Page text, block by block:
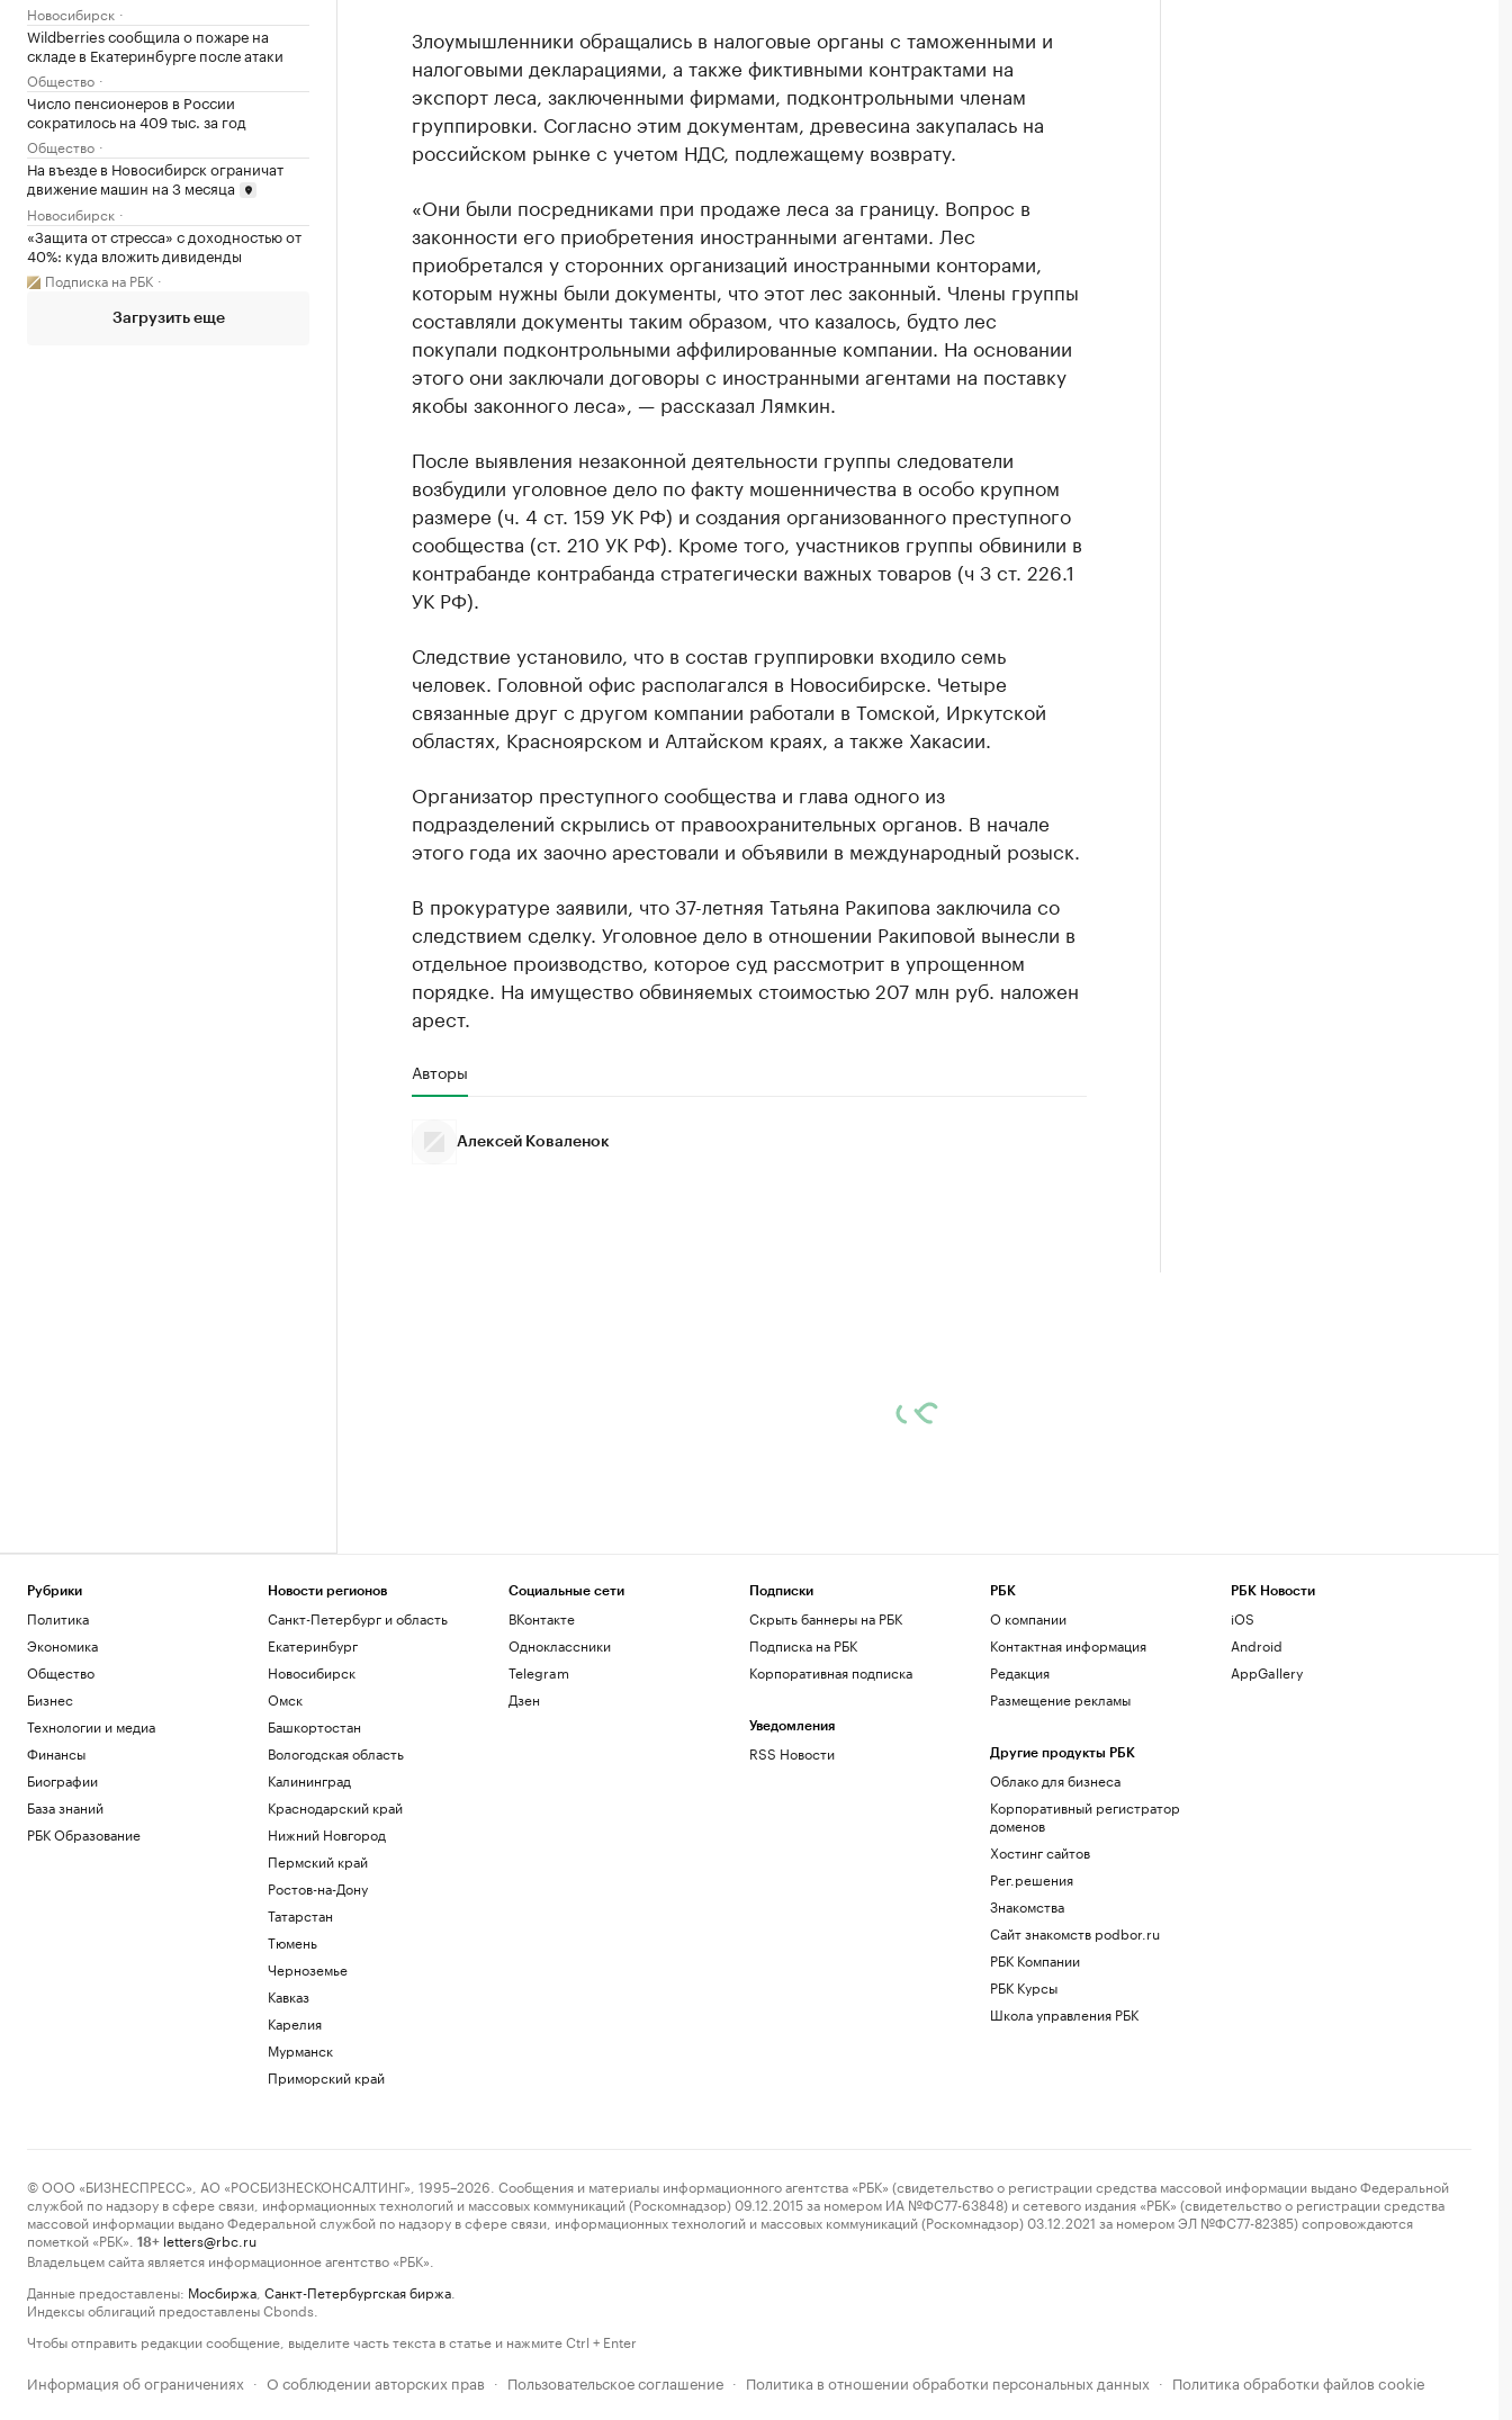
Новосибирск
Wildberries сообщила о пожаре на
складе в Екатеринбурге после атаки
Общество
Число пенсионеров в России
сократилось на 409 тыс. за год
Общество
На въезде в Новосибирск ограничат
движение машин на 3 месяца
Новосибирск
«Защита от стресса» с доходностью от
40%: куда вложить дивиденды
Подписка на РБК
Загрузить еще
Злоумышленники обращались в налоговые органы с таможенными и
налоговыми декларациями, а также фиктивными контрактами на
экспорт леса, заключенными фирмами, подконтрольными членам
группировки. Согласно этим документам, древесина закупалась на
российском рынке с учетом НДС, подлежащему возврату.
«Они были посредниками при продаже леса за границу. Вопрос в
законности его приобретения иностранными агентами. Лес
приобретался у сторонних организаций иностранными конторами,
которым нужны были документы, что этот лес законный. Члены группы
составляли документы таким образом, что казалось, будто лес
покупали подконтрольными аффилированные компании. На основании
этого они заключали договоры с иностранными агентами на поставку
якобы законного леса», — рассказал Лямкин.
После выявления незаконной деятельности группы следователи
возбудили уголовное дело по факту мошенничества в особо крупном
размере (ч. 4 ст. 159 УК РФ) и создания организованного преступного
сообщества (ст. 210 УК РФ). Кроме того, участников группы обвинили в
контрабанде контрабанда стратегически важных товаров (ч 3 ст. 226.1
УК РФ).
Следствие установило, что в состав группировки входило семь
человек. Головной офис располагался в Новосибирске. Четыре
связанные друг с другом компании работали в Томской, Иркутской
областях, Красноярском и Алтайском краях, а также Хакасии.
Организатор преступного сообщества и глава одного из
подразделений скрылись от правоохранительных органов. В начале
этого года их заочно арестовали и объявили в международный розыск.
В прокуратуре заявили, что 37-летняя Татьяна Ракипова заключила со
следствием сделку. Уголовное дело в отношении Ракиповой вынесли в
отдельное производство, которое суд рассмотрит в упрощенном
порядке. На имущество обвиняемых стоимостью 207 млн руб. наложен
арест.
Авторы
Алексей Коваленок
Рубрики
Политика
Экономика
Общество
Бизнес
Технологии и медиа
Финансы
Биографии
База знаний
РБК Образование
Новости регионов
Санкт-Петербург и область
Екатеринбург
Новосибирск
Омск
Башкортостан
Вологодская область
Калининград
Краснодарский край
Нижний Новгород
Пермский край
Ростов-на-Дону
Татарстан
Тюмень
Черноземье
Кавказ
Карелия
Мурманск
Приморский край
Социальные сети
ВКонтакте
Одноклассники
Telegram
Дзен
Подписки
Скрыть баннеры на РБК
Подписка на РБК
Корпоративная подписка
Уведомления
RSS Новости
РБК
О компании
Контактная информация
Редакция
Размещение рекламы
Другие продукты РБК
Облако для бизнеса
Корпоративный регистратор
доменов
Хостинг сайтов
Рег.решения
Знакомства
Сайт знакомств podbor.ru
РБК Компании
РБК Курсы
Школа управления РБК
РБК Новости
iOS
Android
AppGallery
© ООО «БИЗНЕСПРЕСС», АО «РОСБИЗНЕСКОНСАЛТИНГ», 1995–2026. Сообщения и материалы информационного агентства «РБК» (свидетельство о регистрации средства массовой информации выдано Федеральной
службой по надзору в сфере связи, информационных технологий и массовых коммуникаций (Роскомнадзор) 09.12.2015 за номером ИА №ФС77-63848) и сетевого издания «РБК» (свидетельство о регистрации средства
массовой информации выдано Федеральной службой по надзору в сфере связи, информационных технологий и массовых коммуникаций (Роскомнадзор) 03.12.2021 за номером ЭЛ №ФС77-82385) сопровождаются
пометкой «РБК».
18+ letters@rbc.ru
Владельцем сайта является информационное агентство «РБК».
Данные предоставлены: Мосбиржа Санкт-Петербургская биржа
Индексы облигаций предоставлены Cbonds.
Чтобы отправить редакции сообщение, выделите часть текста в статье и нажмите Ctrl + Enter
Информация об ограничениях · О соблюдении авторских прав · Пользовательское соглашение · Политика в отношении обработки персональных данных · Политика обработки файлов cookie